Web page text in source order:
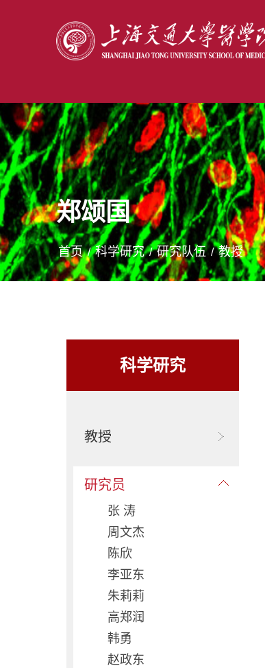
郑颂国
首页/科学研究/研究队伍 / 教授
科学研究
教授
研究员
张 涛
周文杰
陈欣
李亚东
朱莉莉
高郑润
韩勇
赵政东